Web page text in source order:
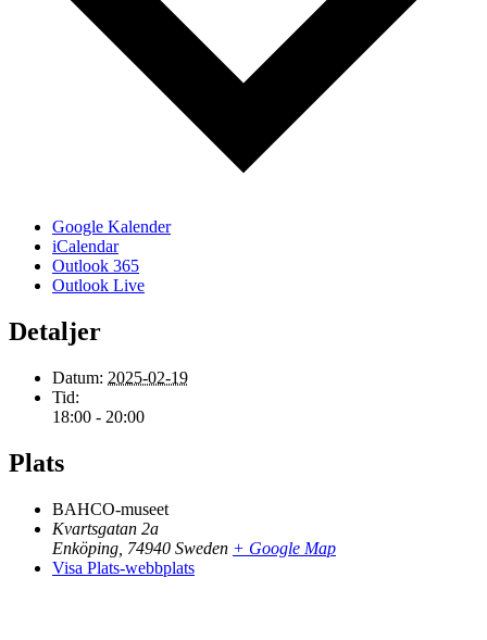
Google Kalender
iCalendar
Outlook 365
Outlook Live
Detaljer
Datum: 2025-02-19
Tid:
18:00 - 20:00
Plats
BAHCO-museet
Kvartsgatan 2a
Enköping 74940 Sweden + Google Map
Visa Plats-webbplats